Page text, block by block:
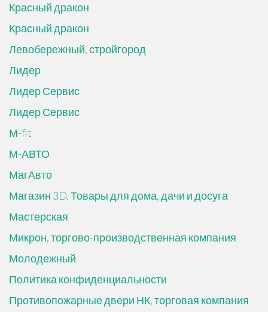
Красный дракон
Красный дракон
Левобережный, стройгород
Лидер
Лидер Сервис
Лидер Сервис
М-fit
М-АВТО
МагАвто
Магазин 3D. Товары для дома, дачи и досуга
Мастерская
Микрон, торгово-производственная компания
Молодежный
Политика конфиденциальности
Противопожарные двери НК, торговая компания